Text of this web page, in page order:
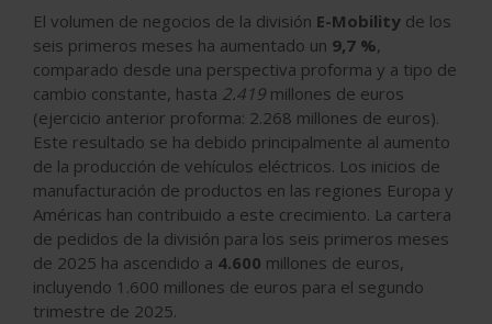
El volumen de negocios de la división E-Mobility de los
seis primeros meses ha aumentado un 9,7 %,
comparado desde una perspectiva proforma y a tipo de
cambio constante, hasta 2.419 millones de euros
(ejercicio anterior proforma: 2.268 millones de euros).
Este resultado se ha debido principalmente al aumento
de la producción de vehículos eléctricos. Los inicios de
manufacturación de productos en las regiones Europa y
Américas han contribuido a este crecimiento. La cartera
de pedidos de la división para los seis primeros meses
de 2025 ha ascendido a 4.600 millones de euros,
incluyendo 1.600 millones de euros para el segundo
trimestre de 2025.